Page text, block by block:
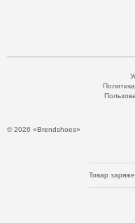
© 2026 «Brendshoes»
Товар